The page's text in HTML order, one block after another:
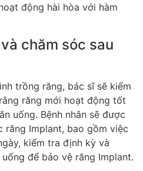
động hài hòa với hàm
chăm sóc sau
trồng răng, bác sĩ sẽ kiểm
răng mới hoạt động tốt
uống. Bệnh nhân sẽ được
răng Implant, bao gồm việc
kiểm tra định kỳ và
để bảo vệ răng Implant.